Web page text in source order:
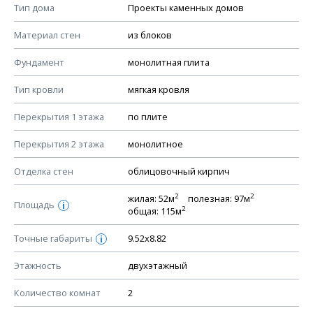
Тип дома Проекты каменных домов
Материал стен из блоков
Фундамент монолитная плита
Тип кровли мягкая кровля
Перекрытия 1 этажа по плите
Перекрытия 2 этажа монолитное
Отделка стен облицовочный кирпич
Площадь i
жилая: 52м2 полезная: 97м2
общая: 115м2
Точные габариты i 9.52х8.82
Этажность двухэтажный
Количество комнат 2
Смотрите советы по выбору материала в нашем
КОНСТРУКТИВНЫЕ РЕШЕНИЯ (КР)
Ведомость рабочих чертежей основного комплекта КР
План фундамента
Устройство фундамента, спецификация материалов
Планы перекрытий этажей, спецификация элементов
Устройство перекрытий
Устройство стен
Спецификация материалов стен
Схема расположения лаг чердака (если есть)
Схема расположения элементов стропил
Спецификация элементов стропил
Устройство стропильной системы
Узлы устройства кровли